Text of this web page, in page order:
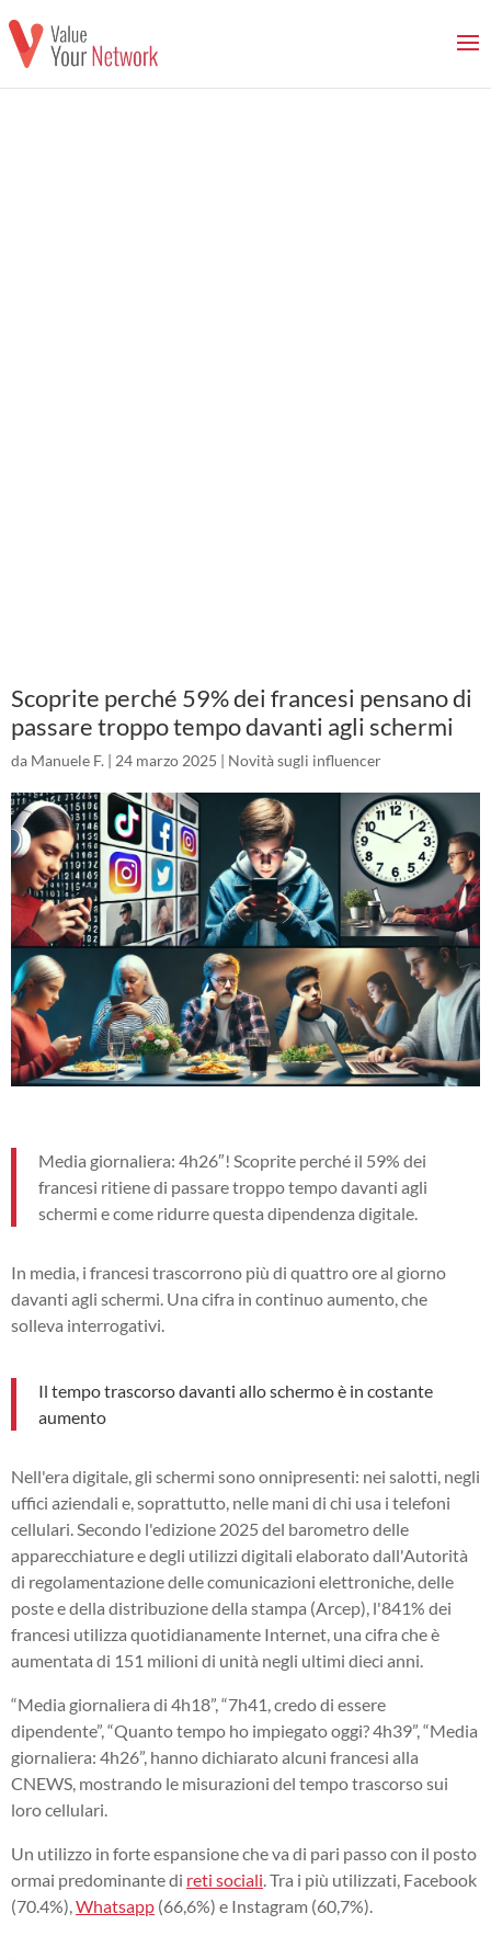
Scoprite perché 59% dei francesi pensano di
passare troppo tempo davanti agli schermi
da Manuele F. | 24 marzo 2025 | Novità sugli influencer
Media giornaliera: 4h26″! Scoprite perché il 59% dei
francesi ritiene di passare troppo tempo davanti agli
schermi e come ridurre questa dipendenza digitale.
In media, i francesi trascorrono più di quattro ore al giorno
davanti agli schermi. Una cifra in continuo aumento, che
solleva interrogativi.
Il tempo trascorso davanti allo schermo è in costante
aumento
Nell'era digitale, gli schermi sono onnipresenti: nei salotti, negli
uffici aziendali e, soprattutto, nelle mani di chi usa i telefoni
cellulari. Secondo l'edizione 2025 del barometro delle
apparecchiature e degli utilizzi digitali elaborato dall'Autorità
di regolamentazione delle comunicazioni elettroniche, delle
poste e della distribuzione della stampa (Arcep), l'841% dei
francesi utilizza quotidianamente Internet, una cifra che è
aumentata di 151 milioni di unità negli ultimi dieci anni.
“Media giornaliera di 4h18”, “7h41, credo di essere
dipendente”, “Quanto tempo ho impiegato oggi? 4h39”, “Media
giornaliera: 4h26”, hanno dichiarato alcuni francesi alla
CNEWS, mostrando le misurazioni del tempo trascorso sui
loro cellulari.
Un utilizzo in forte espansione che va di pari passo con il posto
ormai predominante di reti sociali . Tra i più utilizzati, Facebook
(70.4%), Whatsapp (66,6%) e Instagram (60,7%).